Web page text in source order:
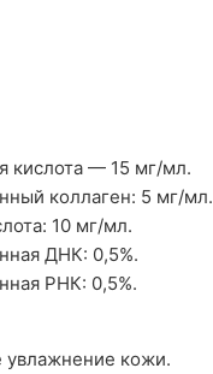
кислота — 15 мг/мл.
коллаген: 5 мг/мл.
10 мг/мл.
ДНК: 0,5%.
РНК: 0,5%.
увлажнение кожи.